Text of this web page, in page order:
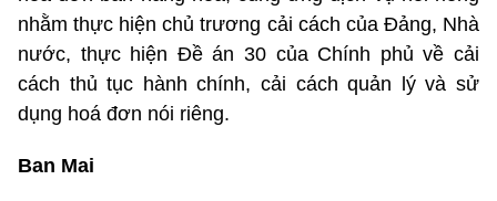
nhằm thực hiện chủ trương cải cách của Đảng, Nhà
nước, thực hiện Đề án 30 của Chính phủ về cải
cách thủ tục hành chính, cải cách quản lý và sử
dụng hoá đơn nói riêng.
Ban Mai